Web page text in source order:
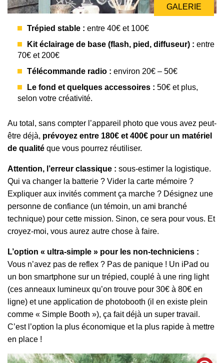
GALERIE
Trépied stable : entre 40€ et 100€
Kit éclairage de base (flash, pied, diffuseur) : entre
70€ et 200€
Télécommande radio : environ 20€ – 50€
Le fond et quelques accessoires : 50€ et plus,
selon votre créativité.
Au total, sans compter l’appareil photo que vous avez peut-
être déjà, prévoyez entre 180€ et 400€ pour un matériel
de qualité que vous pourrez réutiliser.
Attention, l’erreur classique : sous-estimer la logistique.
Qui va changer la batterie ? Vider la carte mémoire ?
Expliquer aux invités comment ça marche ? Désignez une
personne de confiance (un témoin, un ami branché
technique) pour cette mission. Sinon, ce sera pour vous. Et
croyez-moi, vous aurez autre chose à faire.
L’option « ultra-simple » pour les non-techniciens :
Vous n’avez pas de reflex ? Pas de panique ! Un iPad ou
un bon smartphone sur un trépied, couplé à une ring light
(ces anneaux lumineux qu’on trouve pour 30€ à 80€ en
ligne) et une application de photobooth (il en existe plein
comme « Simple Booth »), ça fait déjà un super travail.
C’est l’option la plus économique et la plus rapide à mettre
en place !